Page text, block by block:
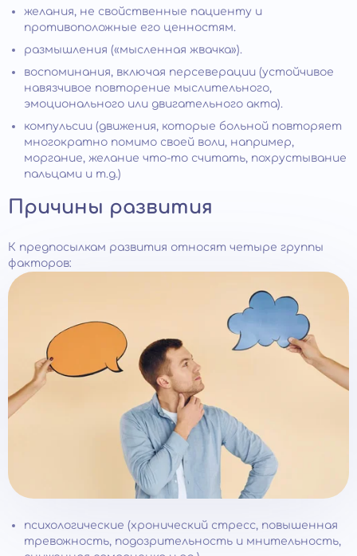
желания, не свойственные пациенту и
противоположные его ценностям.
размышления («мысленная жвачка»).
воспоминания, включая персеверации (устойчивое
навязчивое повторение мыслительного,
эмоционального или двигательного акта).
компульсии (движения, которые больной повторяет
многократно помимо своей воли, например,
моргание, желание что-то считать, похрустывание
пальцами и т.д.)
Причины развития
К предпосылкам развития относят четыре группы
факторов:
психологические (хронический стресс, повышенная
тревожность, подозрительность и мнительность,